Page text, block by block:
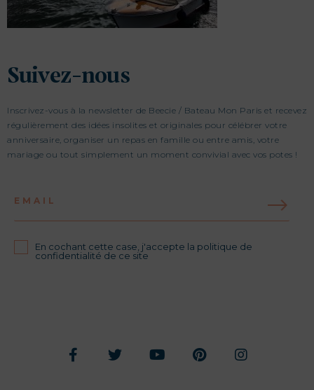
ÉQUIPAGE
DEMANDER UN DEVIS
Suivez-nous
Inscrivez-vous à la newsletter de Beecie / Bateau Mon Paris et recevez
régulièrement des idées insolites et originales pour célébrer votre
anniversaire, organiser un repas en famille ou entre amis, votre
mariage ou tout simplement un moment convivial avec vos potes !
EMAIL
En cochant cette case, j'accepte la politique de
confidentialité de ce site